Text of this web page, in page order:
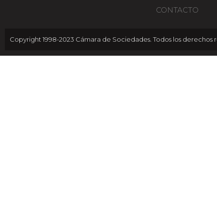
CONTACTO
Copyright 1998-2023 Cámara de Sociedades. Todos los derechos